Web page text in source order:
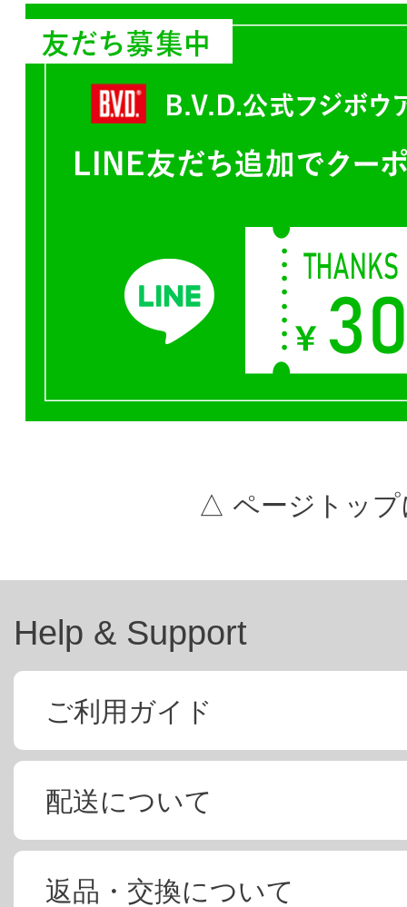
△ ページトップ
Help & Support
ご利用ガイド
配送について
返品・交換について